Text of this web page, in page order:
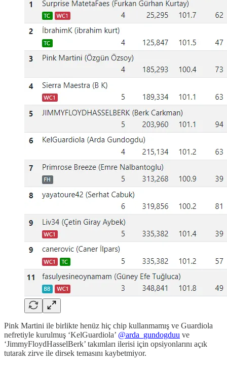
Pink Martini ile birlikte henüz hiç chip kullanmamış ve Guardiola
nefretiyle kurulmuş ‘KelGuardiola’ @arda_gundogduu ve
‘JimmyFloydHasselBerk’ takımları ilerisi için opsiyonlarını açık
tutarak zirve ile dirsek temasını kaybetmiyor.